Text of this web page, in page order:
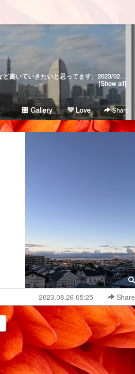
2006/06/16生まれの愛してやまない大切なベリーのこと。日々のことなど書いていきたいと思ってます。2023/02/26 ベリたんお空に旅立ちました。16歳8ヶ月と10日、頑張って生き抜きました。
[Show all]
Gallery Love Share
2023.08.26 05:25 Share